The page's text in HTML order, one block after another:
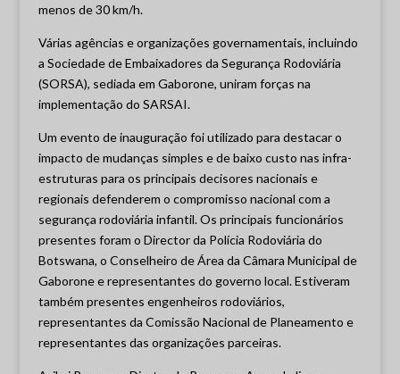
menos de 30 km/h.
Várias agências e organizações governamentais, incluindo
a Sociedade de Embaixadores da Segurança Rodoviária
(SORSA), sediada em Gaborone, uniram forças na
implementação do SARSAI.
Um evento de inauguração foi utilizado para destacar o
impacto de mudanças simples e de baixo custo nas infra-
estruturas para os principais decisores nacionais e
regionais defenderem o compromisso nacional com a
segurança rodoviária infantil. Os principais funcionários
presentes foram o Director da Polícia Rodoviária do
Botswana, o Conselheiro de Área da Câmara Municipal de
Gaborone e representantes do governo local. Estiveram
também presentes engenheiros rodoviários,
representantes da Comissão Nacional de Planeamento e
representantes das organizações parceiras.